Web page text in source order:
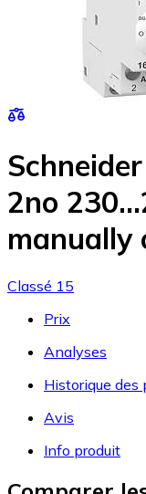
2no
manually
Classé 15
Prix
Analyses
Historique des
Avis
Info produit